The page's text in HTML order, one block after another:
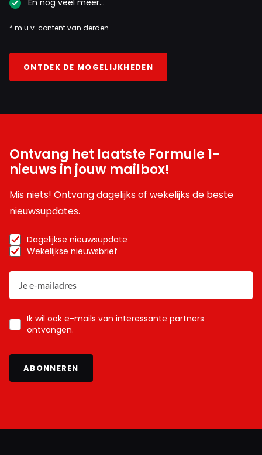
En nog veel meer…
* m.u.v. content van derden
ONTDEK DE MOGELIJKHEDEN
Ontvang het laatste Formule 1-
nieuws in jouw mailbox!
Mis niets! Ontvang dagelijks of wekelijks de beste
nieuwsupdates.
Dagelijkse nieuwsupdate
Wekelijkse nieuwsbrief
Ik wil ook e-mails van interessante partners
ontvangen.
ABONNEREN